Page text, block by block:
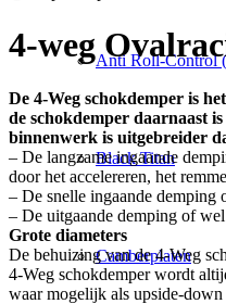
Anti Roll-Control
Black Titan
Camberplaten
4-weg
De 4-Weg schokdemper is
de schokdemper daarnaast
binnenwerk is uitgebreider
– De langzame ingaande
door het accelereren, het
– De snelle ingaande demping
– De uitgaande demping of
Grote diameters
De behuizing van de 4-Weg
4-Weg schokdemper wordt
waar mogelijk als upside-down